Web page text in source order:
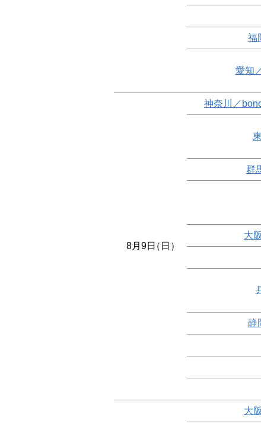
福
愛知
8月9日（日）
神奈川／
群
大
静
大